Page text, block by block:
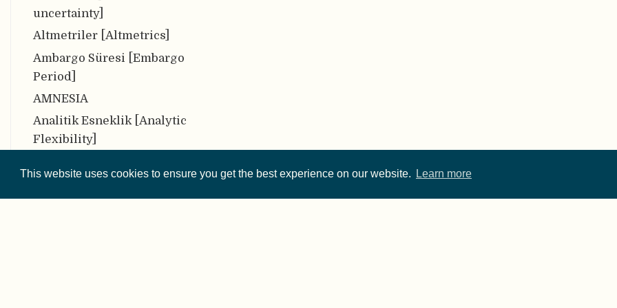
This website uses cookies to ensure you get the best experience on our website. Learn more
uncertainty]
Altmetriler [Altmetrics]
Ambargo Süresi [Embargo
Period]
AMNESIA
Analitik Esneklik [Analytic
Flexibility]
[Research Cycle]